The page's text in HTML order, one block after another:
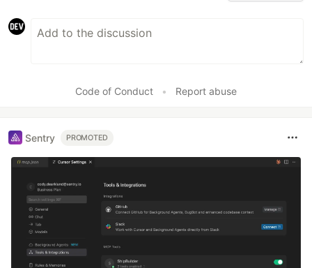
Code of Conduct • Report abuse
Sentry PROMOTED